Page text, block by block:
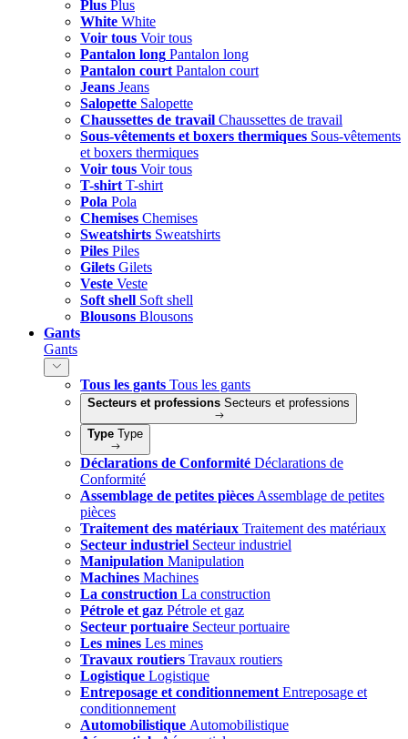
Plus Plus
White White
Voir tous Voir tous
Pantalon long Pantalon long
Pantalon court Pantalon court
Jeans Jeans
Salopette Salopette
Chaussettes de travail Chaussettes de travail
Sous-vêtements et boxers thermiques Sous-vêtements
et boxers thermiques
Voir tous Voir tous
T-shirt T-shirt
Pola Pola
Chemises Chemises
Sweatshirts Sweatshirts
Piles Piles
Gilets Gilets
Veste Veste
Soft shell Soft shell
Blousons Blousons
Gants
Gants
Tous les gants Tous les gants
Secteurs et professions Secteurs et professions
Type Type
Déclarations de Conformité Déclarations de
Conformité
Assemblage de petites pièces Assemblage de petites
pièces
Traitement des matériaux Traitement des matériaux
Secteur industriel Secteur industriel
Manipulation Manipulation
Machines Machines
La construction La construction
Pétrole et gaz Pétrole et gaz
Secteur portuaire Secteur portuaire
Les mines Les mines
Travaux routiers Travaux routiers
Logistique Logistique
Entreposage et conditionnement Entreposage et
conditionnement
Automobilistique Automobilistique